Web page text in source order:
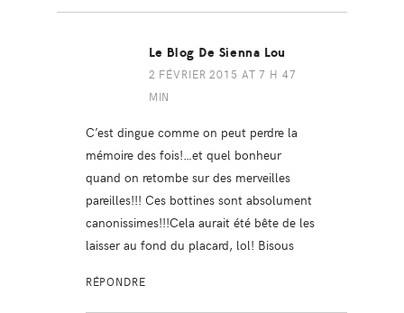
Le Blog De Sienna Lou
2 FÉVRIER 2015 AT 7 H 47
MIN
C’est dingue comme on peut perdre la
mémoire des fois!…et quel bonheur
quand on retombe sur des merveilles
pareilles!!! Ces bottines sont absolument
canonissimes!!!Cela aurait été bête de les
laisser au fond du placard, lol! Bisous
RÉPONDRE